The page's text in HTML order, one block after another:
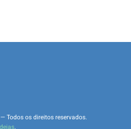
Todos os direitos reservados.
.